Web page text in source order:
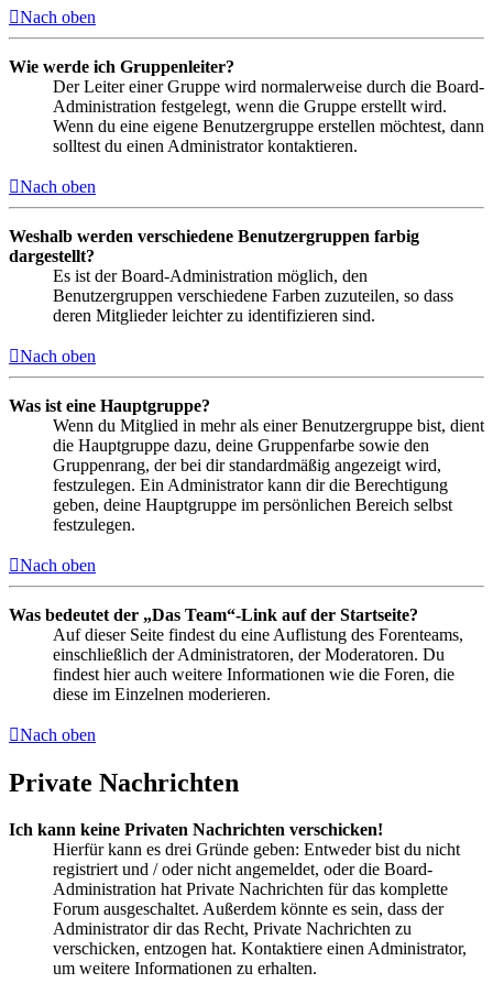
Nach oben
Wie werde ich Gruppenleiter?
Der Leiter einer Gruppe wird normalerweise durch die Board-
Administration festgelegt, wenn die Gruppe erstellt wird.
Wenn du eine eigene Benutzergruppe erstellen möchtest, dann
solltest du einen Administrator kontaktieren.
Nach oben
Weshalb werden verschiedene Benutzergruppen farbig
dargestellt?
Es ist der Board-Administration möglich, den
Benutzergruppen verschiedene Farben zuzuteilen, so dass
deren Mitglieder leichter zu identifizieren sind.
Nach oben
Was ist eine Hauptgruppe?
Wenn du Mitglied in mehr als einer Benutzergruppe bist, dient
die Hauptgruppe dazu, deine Gruppenfarbe sowie den
Gruppenrang, der bei dir standardmäßig angezeigt wird,
festzulegen. Ein Administrator kann dir die Berechtigung
geben, deine Hauptgruppe im persönlichen Bereich selbst
festzulegen.
Nach oben
Was bedeutet der „Das Team“-Link auf der Startseite?
Auf dieser Seite findest du eine Auflistung des Forenteams,
einschließlich der Administratoren, der Moderatoren. Du
findest hier auch weitere Informationen wie die Foren, die
diese im Einzelnen moderieren.
Nach oben
Private Nachrichten
Ich kann keine Privaten Nachrichten verschicken!
Hierfür kann es drei Gründe geben: Entweder bist du nicht
registriert und / oder nicht angemeldet, oder die Board-
Administration hat Private Nachrichten für das komplette
Forum ausgeschaltet. Außerdem könnte es sein, dass der
Administrator dir das Recht, Private Nachrichten zu
verschicken, entzogen hat. Kontaktiere einen Administrator,
um weitere Informationen zu erhalten.